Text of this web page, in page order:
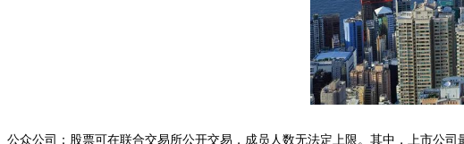
公众公司：股票可在联合交易所公开交易，成员人数无法定上限。其中，上市公司